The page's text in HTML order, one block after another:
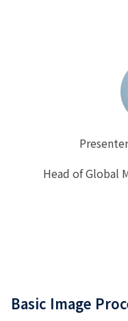
Head of Global
Basic Image